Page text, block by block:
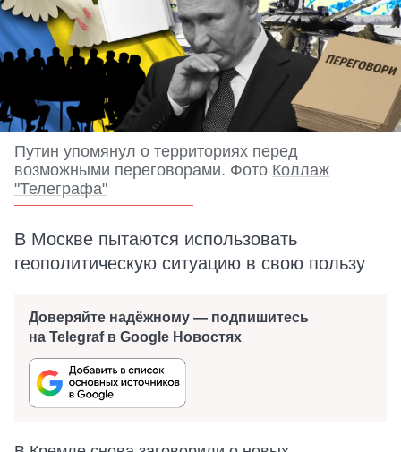
Путин упомянул о территориях перед
возможными переговорами. Фото Коллаж
"Телеграфа"
В Москве пытаются использовать
геополитическую ситуацию в свою пользу
Доверяйте надёжному — подпишитесь
на Telegraf в Google Новостях